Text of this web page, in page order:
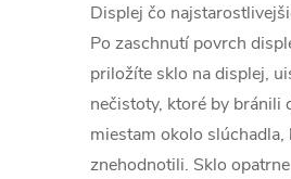
Displej čo
Po zaschnutí povrch
priložíte sklo na displej,
nečistoty, ktoré by bránili
miestam okolo
znehodnotili. Sklo